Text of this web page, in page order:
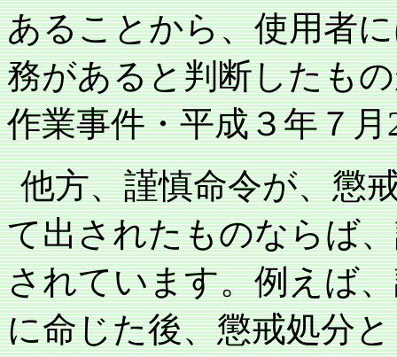
あることから、使用者
務があると判断したも
作業事件・平成３年７月
他方、謹慎命令が、懲
て出されたものならば
されています。例えば
に命じた後、懲戒処分